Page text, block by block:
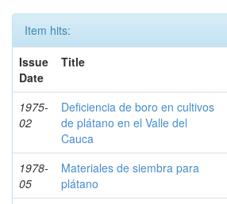
Item hits:
Issue
Date
Title
1975-
02
Deficiencia de boro en cultivos
de plátano en el Valle del
Cauca
1978-
05
Materiales de siembra para
plátano